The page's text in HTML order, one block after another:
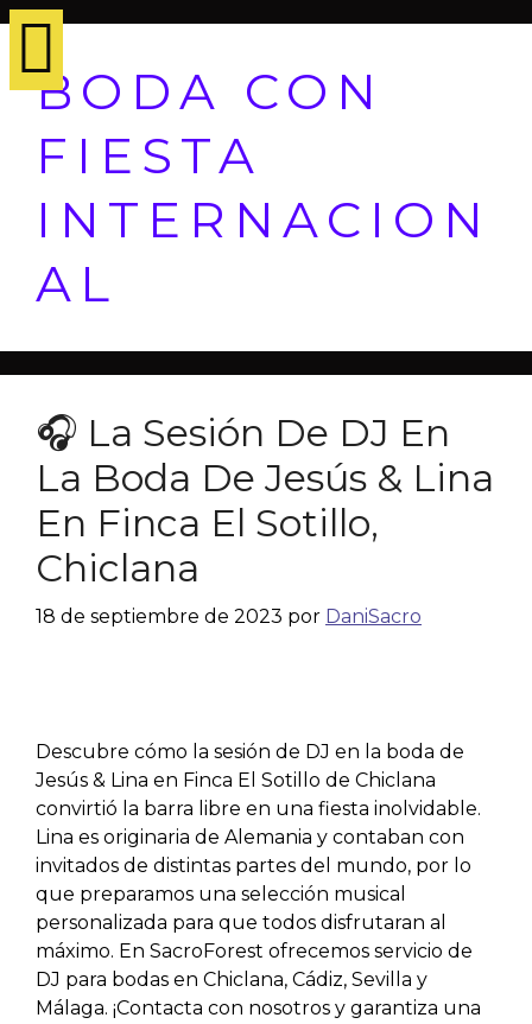
BODA CON
FIESTA
INTERNACION
AL
🎧 La Sesión De DJ En
La Boda De Jesús & Lina
En Finca El Sotillo,
Chiclana
18 de septiembre de 2023 por DaniSacro
Descubre cómo la sesión de DJ en la boda de
Jesús & Lina en Finca El Sotillo de Chiclana
convirtió la barra libre en una fiesta inolvidable.
Lina es originaria de Alemania y contaban con
invitados de distintas partes del mundo, por lo
que preparamos una selección musical
personalizada para que todos disfrutaran al
máximo. En SacroForest ofrecemos servicio de
DJ para bodas en Chiclana, Cádiz, Sevilla y
Málaga. ¡Contacta con nosotros y garantiza una